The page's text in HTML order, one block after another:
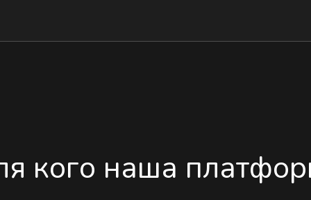
кого наша